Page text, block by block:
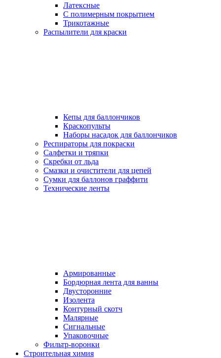
Латексные
С полимерным покрытием
Трикотажные
Распылители для краски
Кепы для баллончиков
Краскопульты
Наборы насадок для баллончиков
Респираторы для покраски
Салфетки и тряпки
Скребки от льда
Смазки и очистители для цепей
Сумки для баллонов граффити
Технические ленты
Армированные
Бордюрная лента для ванны
Двусторонние
Изолента
Контурный скотч
Малярные
Сигнальные
Упаковочные
Фильтр-воронки
Строительная химия